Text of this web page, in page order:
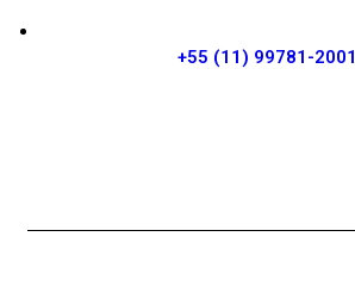
+55 (11) 99781-2001